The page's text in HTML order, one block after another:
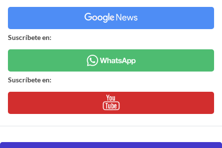
Suscríbete en:
Suscríbete en: